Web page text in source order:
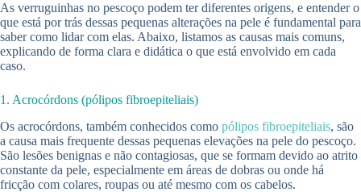
As verruguinhas no pescoço podem ter diferentes origens, e entender o
que está por trás dessas pequenas alterações na pele é fundamental para
saber como lidar com elas. Abaixo, listamos as causas mais comuns,
explicando de forma clara e didática o que está envolvido em cada
caso.
1. Acrocórdons (pólipos fibroepiteliais)
Os acrocórdons, também conhecidos como pólipos fibroepiteliais, são
a causa mais frequente dessas pequenas elevações na pele do pescoço.
São lesões benignas e não contagiosas, que se formam devido ao atrito
constante da pele, especialmente em áreas de dobras ou onde há
fricção com colares, roupas ou até mesmo com os cabelos.